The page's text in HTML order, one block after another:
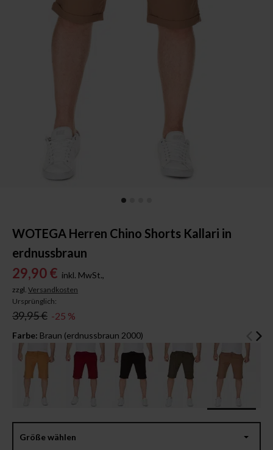
WOTEGA Herren Chino Shorts Kallari in
erdnussbraun
29,90 € inkl. MwSt.,
zzgl. Versandkosten
Ursprünglich:
39,95 € -25 %
Farbe: Braun (erdnussbraun 2000)
Größe wählen